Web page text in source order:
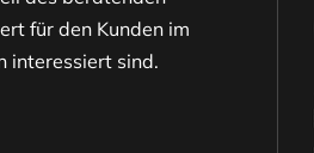
für den Kunden im
interessiert sind.